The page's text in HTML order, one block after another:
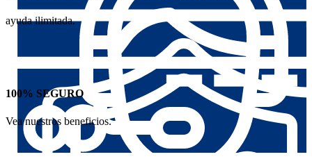
ayuda ilimitada.
100% SEGURO
Vea nuestros beneficios.